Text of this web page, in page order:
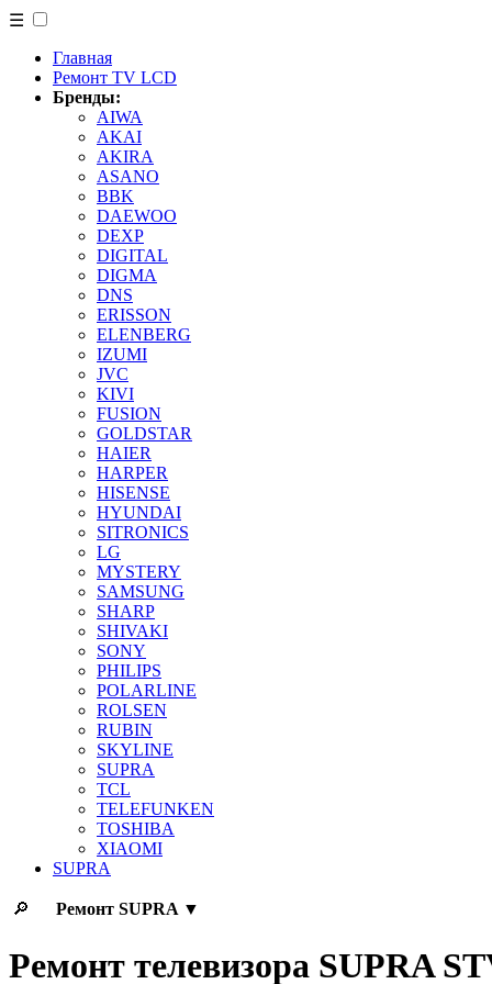
☰
Главная
Ремонт TV LCD
Бренды:
AIWA
AKAI
AKIRA
ASANO
BBK
DAEWOO
DEXP
DIGITAL
DIGMA
DNS
ERISSON
ELENBERG
IZUMI
JVC
KIVI
FUSION
GOLDSTAR
HAIER
HARPER
HISENSE
HYUNDAI
SITRONICS
LG
MYSTERY
SAMSUNG
SHARP
SHIVAKI
SONY
PHILIPS
POLARLINE
ROLSEN
RUBIN
SKYLINE
SUPRA
TCL
TELEFUNKEN
TOSHIBA
XIAOMI
SUPRA
🔎 Ремонт SUPRA ▼
Ремонт телевизора SUPRA